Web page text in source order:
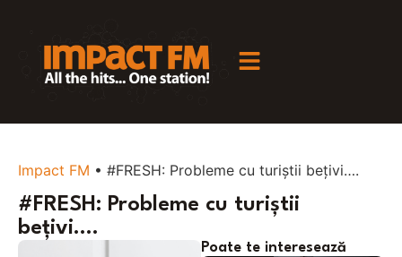
Impact FM • #FRESH: Probleme cu turiștii bețivi….
#FRESH: Probleme cu turiștii
bețivi….
Poate te interesează